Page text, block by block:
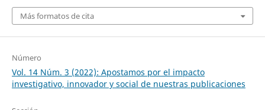
Más formatos de cita
Número
Vol. 14 Núm. 3 (2022): Apostamos por el impacto
investigativo, innovador y social de nuestras publicaciones